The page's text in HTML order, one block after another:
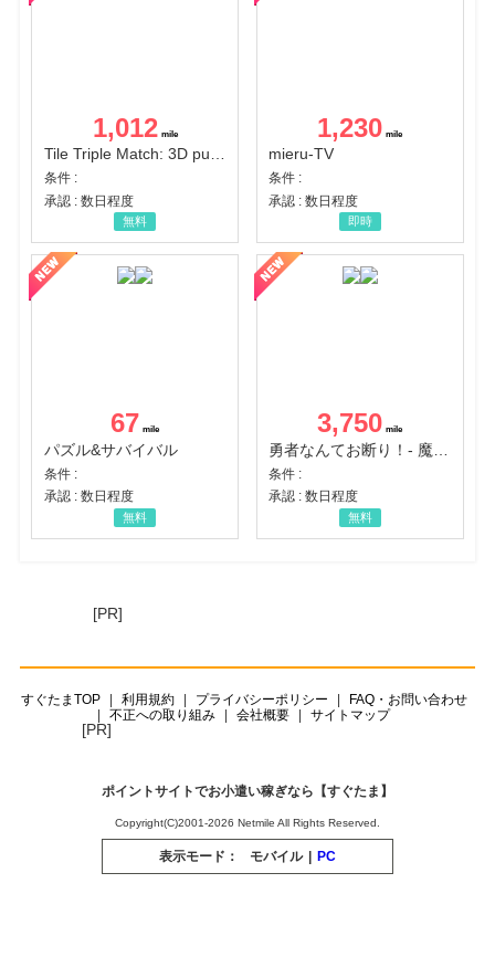
1,012
Tile Triple Match: 3D puzzle
条件 :
承認 : 数日程度
無料
1,230
mieru-TV
条件 :
承認 : 数日程度
即時
67
パズル&サバイバル
条件 :
承認 : 数日程度
無料
3,750
条件 :
承認 : 数日程度
無料
[PR]
すぐたまTOP 利用規約 プライバシーポリシー
FAQ・お問い合わせ
不正への取り組み
会社概要 サイトマップ
[PR]
ポイントサイトでお小遣い稼ぎなら【すぐたま】
Copyright(C)2001-2026 Netmile All Rights Reserved.
表示モード： モバイル | PC